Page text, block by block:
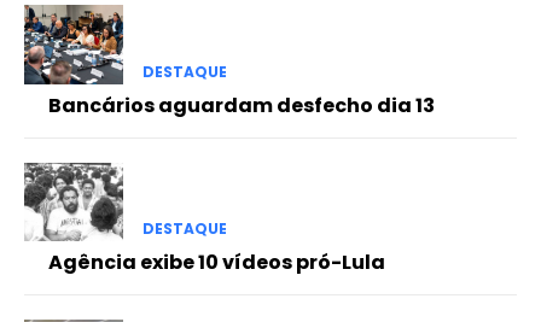
DESTAQUE
Bancários aguardam desfecho dia 13
DESTAQUE
Agência exibe 10 vídeos pró-Lula